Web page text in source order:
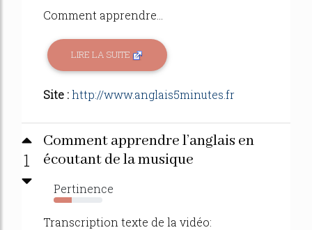
Comment apprendre...
LIRE LA SUITE
Site :http://www.anglais5minutes.fr
1
Comment apprendre l’anglais en
écoutant de la musique
Pertinence
37%
Transcription texte de la vidéo: